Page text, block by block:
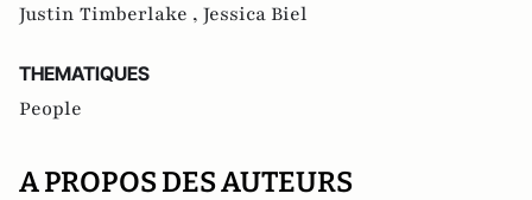
Justin Timberlake , Jessica Biel
THEMATIQUES
People
A PROPOS DES AUTEURS